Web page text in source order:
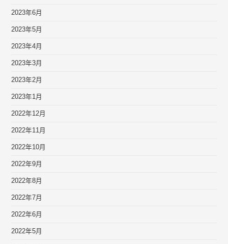
2023年6月
2023年5月
2023年4月
2023年3月
2023年2月
2023年1月
2022年12月
2022年11月
2022年10月
2022年9月
2022年8月
2022年7月
2022年6月
2022年5月